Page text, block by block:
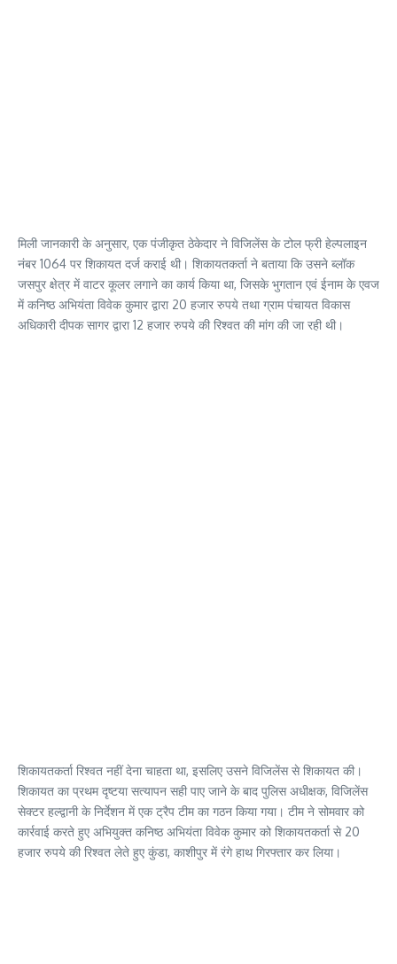
मिली जानकारी के अनुसार, एक पंजीकृत ठेकेदार ने विजिलेंस के टोल फ्री हेल्पलाइन
नंबर 1064 पर शिकायत दर्ज कराई थी। शिकायतकर्ता ने बताया कि उसने ब्लॉक
जसपुर क्षेत्र में वाटर कूलर लगाने का कार्य किया था, जिसके भुगतान एवं ईनाम के एवज
में कनिष्ठ अभियंता विवेक कुमार द्वारा 20 हजार रुपये तथा ग्राम पंचायत विकास
अधिकारी दीपक सागर द्वारा 12 हजार रुपये की रिश्वत की मांग की जा रही थी।
शिकायतकर्ता रिश्वत नहीं देना चाहता था, इसलिए उसने विजिलेंस से शिकायत की।
शिकायत का प्रथम दृष्टया सत्यापन सही पाए जाने के बाद पुलिस अधीक्षक, विजिलेंस
सेक्टर हल्द्वानी के निर्देशन में एक ट्रैप टीम का गठन किया गया। टीम ने सोमवार को
कार्रवाई करते हुए अभियुक्त कनिष्ठ अभियंता विवेक कुमार को शिकायतकर्ता से 20
हजार रुपये की रिश्वत लेते हुए कुंडा, काशीपुर में रंगे हाथ गिरफ्तार कर लिया।